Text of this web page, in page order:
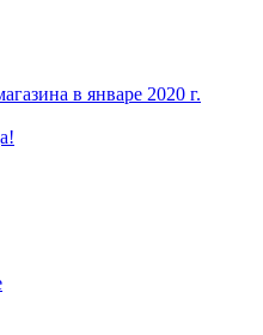
в январе 2020 г.